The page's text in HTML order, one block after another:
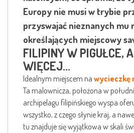
Europy nie musi w trybie
przyswajać nieznanych mu
określających miejscowy
FILIPINY W PIGUŁCE,
WIĘCEJ...
Idealnym miejscem na wycieczkę
Ta malownicza, położona w
archipelagu filipińskiego wyspa
wszystko, z czego słynie kraj, a
tu znajduje się wyjątkowa w skali